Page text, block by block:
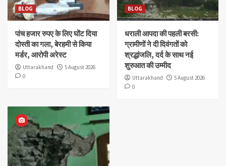
BLOG
पांच हजार रुपए के लिए घोंट दिया
दोस्ती का गला, बेरहमी से किया
मर्डर, आरोपी अरेस्ट
Uttarakhand
5 August 2026
0
BLOG
धराली आपदा की पहली बरसी:
ग्रामीणों ने दी दिवंगतों को
श्रद्धांजलि, दर्द के साथ नई
शुरुआत की उम्मीद
Uttarakhand
5 August 2026
0